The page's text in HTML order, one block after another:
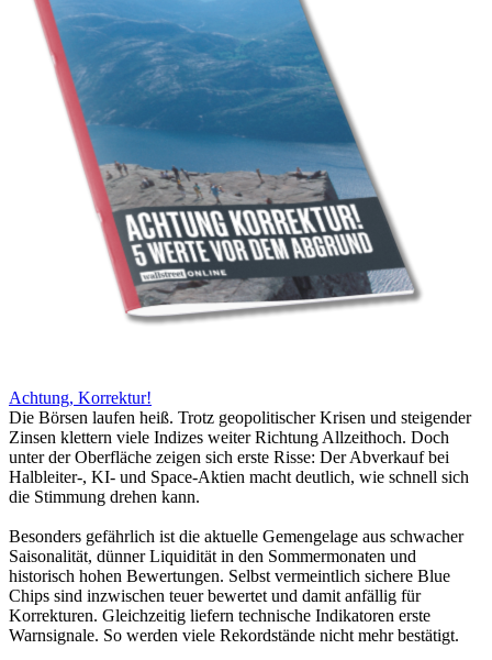
Achtung, Korrektur!
Die Börsen laufen heiß. Trotz geopolitischer Krisen und steigender
Zinsen klettern viele Indizes weiter Richtung Allzeithoch. Doch
unter der Oberfläche zeigen sich erste Risse: Der Abverkauf bei
Halbleiter-, KI- und Space-Aktien macht deutlich, wie schnell sich
die Stimmung drehen kann.
Besonders gefährlich ist die aktuelle Gemengelage aus schwacher
Saisonalität, dünner Liquidität in den Sommermonaten und
historisch hohen Bewertungen. Selbst vermeintlich sichere Blue
Chips sind inzwischen teuer bewertet und damit anfällig für
Korrekturen. Gleichzeitig liefern technische Indikatoren erste
Warnsignale. So werden viele Rekordstände nicht mehr bestätigt.